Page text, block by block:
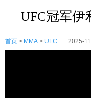
UFC冠军伊
首页 > MMA > UFC 2025-